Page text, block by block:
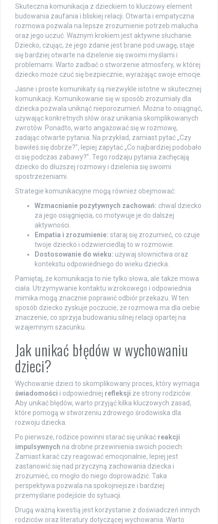
Skuteczna komunikacja z dzieckiem to kluczowy element
budowania zaufania i bliskiej relacji. Otwarta i empatyczna
rozmowa pozwala na lepsze zrozumienie potrzeb malucha
oraz jego uczuć. Ważnym krokiem jest aktywne słuchanie.
Dziecko, czując, że jego zdanie jest brane pod uwagę, staje
się bardziej otwarte na dzielenie się swoimi myślami i
problemami. Warto zadbać o stworzenie atmosfery, w której
dziecko może czuć się bezpiecznie, wyrażając swoje emocje.
Jasne i proste komunikaty są niezwykle istotne w skutecznej
komunikacji. Komunikowanie się w sposób zrozumiały dla
dziecka pozwala uniknąć nieporozumień. Można to osiągnąć,
używając konkretnych słów oraz unikania skomplikowanych
zwrotów. Ponadto, warto angażować się w rozmowę,
zadając otwarte pytania. Na przykład, zamiast pytać „Czy
bawiłeś się dobrze?”, lepiej zapytać „Co najbardziej podobało
ci się podczas zabawy?”. Tego rodzaju pytania zachęcają
dziecko do dłuższej rozmowy i dzielenia się swoimi
spostrzeżeniami.
Strategie komunikacyjne mogą również obejmować:
Wzmacnianie pozytywnych zachowań: chwal dziecko
za jego osiągnięcia, co motywuje je do dalszej
aktywności.
Empatia i zrozumienie: staraj się zrozumieć, co czuje
twoje dziecko i odzwierciedlaj to w rozmowie.
Dostosowanie do wieku: używaj słownictwa oraz
kontekstu odpowiedniego do wieku dziecka.
Pamiętaj, że komunikacja to nie tylko słowa, ale także mowa
ciała. Utrzymywanie kontaktu wzrokowego i odpowiednia
mimika mogą znacznie poprawić odbiór przekazu. W ten
sposób dziecko zyskuje poczucie, że rozmowa ma dla ciebie
znaczenie, co sprzyja budowaniu silnej relacji opartej na
wzajemnym szacunku.
Jak unikać błędów w wychowaniu
dzieci?
Wychowanie dzieci to skomplikowany proces, który wymaga
świadomości i odpowiedniej refleksji ze strony rodziców.
Aby unikać błędów, warto przyjąć kilka kluczowych zasad,
które pomogą w stworzeniu zdrowego środowiska dla
rozwoju dziecka.
Po pierwsze, rodzice powinni starać się unikać reakcji
impulsywnych na drobne przewinienia swoich pociech.
Zamiast karać czy reagować emocjonalnie, lepiej jest
zastanowić się nad przyczyną zachowania dziecka i
zrozumieć, co mogło do niego doprowadzić. Taka
perspektywa pozwala na spokojniejsze i bardziej
przemyślane podejście do sytuacji.
Drugą ważną kwestią jest korzystanie z doświadczeń innych
rodziców oraz literatury dotyczącej wychowania. Warto